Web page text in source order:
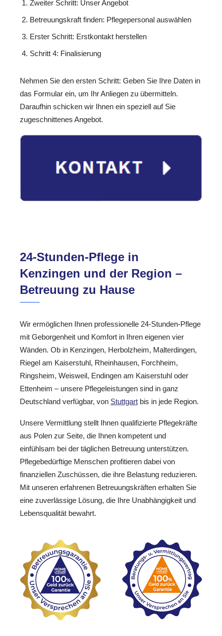
Zweiter Schritt: Unser Angebot
Betreuungskraft finden: Pflegepersonal auswählen
Erster Schritt: Erstkontakt herstellen
Schritt 4: Finalisierung
Nehmen Sie den ersten Schritt: Geben Sie Ihre Daten in
das Formular ein, um Ihr Anliegen zu übermitteln.
Daraufhin schicken wir Ihnen ein speziell auf Sie
zugeschnittenes Angebot.
24-Stunden-Pflege in
Kenzingen und der Region –
Betreuung zu Hause
Wir ermöglichen Ihnen professionelle 24-Stunden-Pflege
mit Geborgenheit und Komfort in Ihren eigenen vier
Wänden. Ob in Kenzingen, Herbolzheim, Malterdingen,
Riegel am Kaiserstuhl, Rheinhausen, Forchheim,
Ringsheim, Weisweil, Endingen am Kaiserstuhl oder
Ettenheim – unsere Pflegeleistungen sind in ganz
Deutschland verfügbar, von Stuttgart bis in jede Region.
Unsere Vermittlung stellt Ihnen qualifizierte Pflegekräfte
aus Polen zur Seite, die Ihnen kompetent und
einfühlsam bei der täglichen Betreuung unterstützen.
Pflegebedürftige Menschen profitieren dabei von
finanziellen Zuschüssen, die ihre Belastung reduzieren.
Mit unseren erfahrenen Betreuungskräften erhalten Sie
eine zuverlässige Lösung, die Ihre Unabhängigkeit und
Lebensqualität bewahrt.